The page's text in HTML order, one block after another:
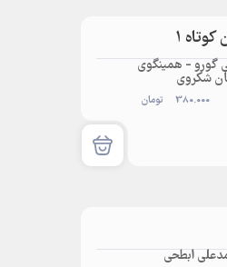
1
گورو - همینگوی
شکروی
380.000 تومان
ابطحی